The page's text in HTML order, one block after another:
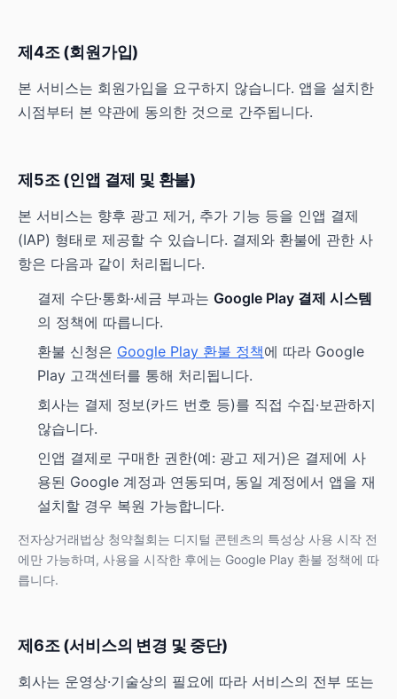
제4조 (회원가입)
본 서비스는 회원가입을 요구하지 않습니다. 앱을 설치한
시점부터 본 약관에 동의한 것으로 간주됩니다.
제5조 (인앱 결제 및 환불)
본 서비스는 향후 광고 제거, 추가 기능 등을 인앱 결제
(IAP) 형태로 제공할 수 있습니다. 결제와 환불에 관한 사
항은 다음과 같이 처리됩니다.
결제 수단·통화·세금 부과는 Google Play 결제 시스템
의 정책에 따릅니다.
환불 신청은 Google Play 환불 정책에 따라 Google
Play 고객센터를 통해 처리됩니다.
회사는 결제 정보(카드 번호 등)를 직접 수집·보관하지
않습니다.
인앱 결제로 구매한 권한(예: 광고 제거)은 결제에 사
용된 Google 계정과 연동되며, 동일 계정에서 앱을 재
설치할 경우 복원 가능합니다.
전자상거래법상 청약철회는 디지털 콘텐츠의 특성상 사용 시작 전
에만 가능하며, 사용을 시작한 후에는 Google Play 환불 정책에 따
릅니다.
제6조 (서비스의 변경 및 중단)
회사는 운영상·기술상의 필요에 따라 서비스의 전부 또는